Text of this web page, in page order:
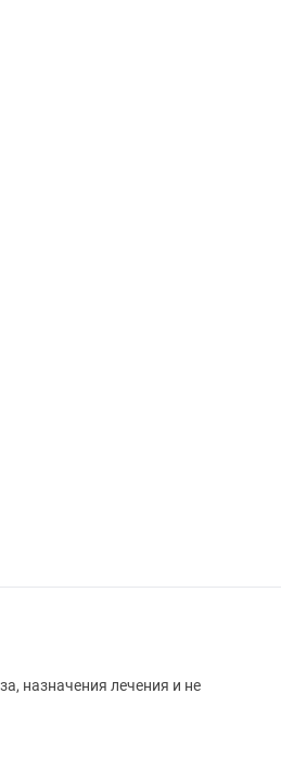
назначения лечения и не